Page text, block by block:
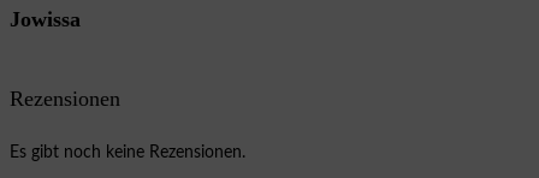
Jowissa
Rezensionen
Es gibt noch keine Rezensionen.